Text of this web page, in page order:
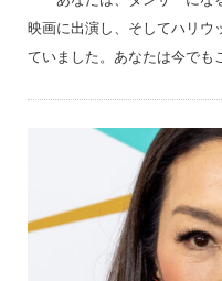
映画に出演し、そしてハリウ
ていました。あなたは今でも